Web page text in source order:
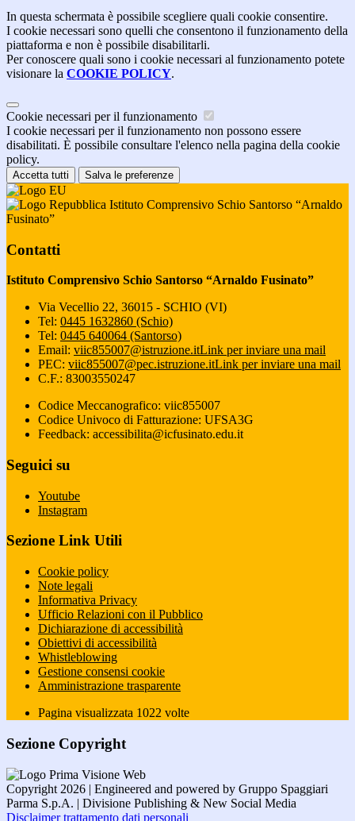
In questa schermata è possibile scegliere quali cookie consentire.
I cookie necessari sono quelli che consentono il funzionamento della
piattaforma e non è possibile disabilitarli.
Per conoscere quali sono i cookie necessari al funzionamento potete
visionare la COOKIE POLICY.
Cookie necessari per il funzionamento
I cookie necessari per il funzionamento non possono essere
disabilitati. È possibile consultare l'elenco nella pagina della cookie
policy.
Accetta tutti Salva le preferenze
Istituto Comprensivo Schio Santorso “Arnaldo
Fusinato”
Contatti
Istituto Comprensivo Schio Santorso “Arnaldo Fusinato”
Via Vecellio 22, 36015 - SCHIO (VI)
Tel: 0445 1632860 (Schio)
Tel: 0445 640064 (Santorso)
Email: viic855007@istruzione.itLink per inviare una mail
PEC: viic855007@pec.istruzione.itLink per inviare una mail
C.F.: 83003550247
Codice Meccanografico: viic855007
Codice Univoco di Fatturazione: UFSA3G
Feedback: accessibilita@icfusinato.edu.it
Seguici su
Youtube
Instagram
Sezione Link Utili
Cookie policy
Note legali
Informativa Privacy
Ufficio Relazioni con il Pubblico
Dichiarazione di accessibilità
Obiettivi di accessibilità
Whistleblowing
Gestione consensi cookie
Amministrazione trasparente
Pagina visualizzata 1022 volte
Sezione Copyright
Copyright 2026 | Engineered and powered by Gruppo Spaggiari
Parma S.p.A. | Divisione Publishing & New Social Media
Disclaimer trattamento dati personali